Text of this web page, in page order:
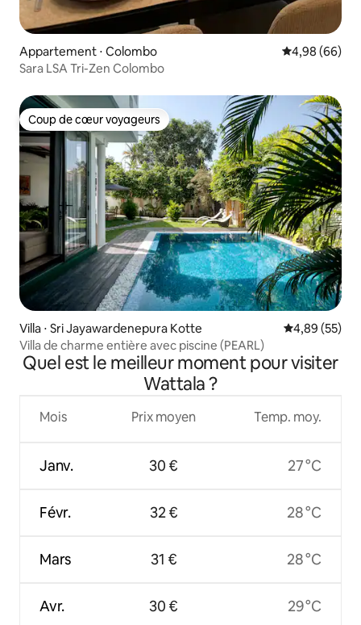
Appartement ⋅ Colombo Évaluation
4,98 (66)
Sara LSA Tri-Zen Colombo
Coup de cœur voyageurs
Coup de cœur voyageurs
Villa ⋅ Sri Jayawardenepura Kotte Évaluation
4,89 (55)
Villa de charme entière avec piscine (PEARL)
Quel est le meilleur moment pour visiter
Wattala ?
Mois
Janv.
Févr.
Mars
Avr.
Prix moyen
30 €
32 €
31 €
30 €
Temp. moy.
27 °C
28 °C
28 °C
29 °C